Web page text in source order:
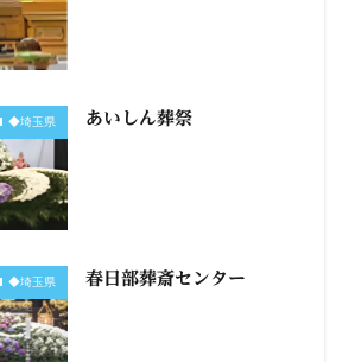
◆埼玉県 あいしん葬祭
◆埼玉県 春日部葬斎センター